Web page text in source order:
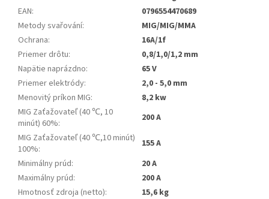
EAN:
0796554470689
Metody svařování:
MIG/MIG/MMA
Ochrana:
16A/1f
Priemer drôtu:
0,8/1,0/1,2 mm
Napätie naprázdno:
65 V
Priemer elektródy:
2,0 - 5,0 mm
Menovitý príkon MIG:
8,2 kw
MIG Zaťažovateľ (40 ℃, 10
minút) 60%:
200 A
MIG Zaťažovateľ (40 ℃,10 minút)
100%:
155 A
Minimálny prúd:
20 A
Maximálny prúd:
200 A
Hmotnosť zdroja (netto): 15,6 kg